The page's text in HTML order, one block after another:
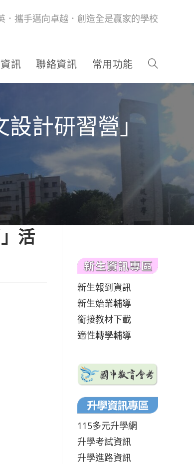
．攜手邁向卓越．創造全是贏家的學校
訊 聯絡資訊 常用功能
設計研習營」
活
新生報到資訊
新生始業輔導
銜接教材下載
適性轉學輔導
115多元升學網
升學考試資訊
升學進路資訊